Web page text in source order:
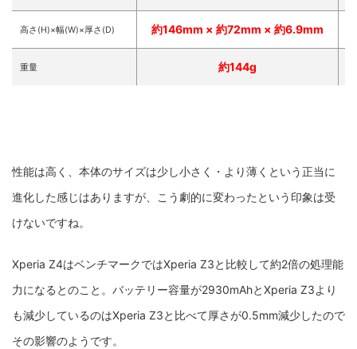
高さ(H)×幅(W)×厚さ(D) 約146mm × 約72mm × 約6.9mm
重量 約144g
性能は高く、本体のサイズは少し小さく・より薄くという正当に
進化した感じはありますが、こう劇的に変わったという印象は受
けないですね。
Xperia Z4はベンチマークではXperia Z3と比較して約2倍の処理能
力になるとのこと。バッテリー容量が2930mAhとXperia Z3より
も減少しているのはXperia Z3と比べて厚さが0.5mm減少したので
その影響のようです。